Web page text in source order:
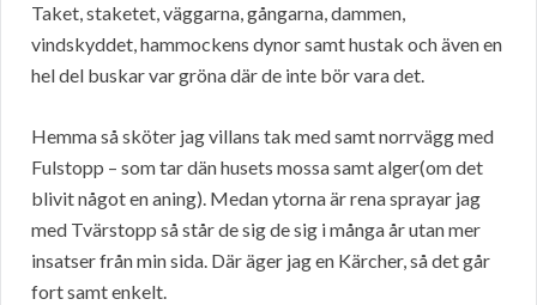
Taket, staketet, väggarna, gångarna, dammen,
vindskyddet, hammockens dynor samt hustak och även en
hel del buskar var gröna där de inte bör vara det.
Hemma så sköter jag villans tak med samt norrvägg med
Fulstopp – som tar dän husets mossa samt alger(om det
blivit något en aning). Medan ytorna är rena sprayar jag
med Tvärstopp så står de sig de sig i många år utan mer
insatser från min sida. Där äger jag en Kärcher, så det går
fort samt enkelt.